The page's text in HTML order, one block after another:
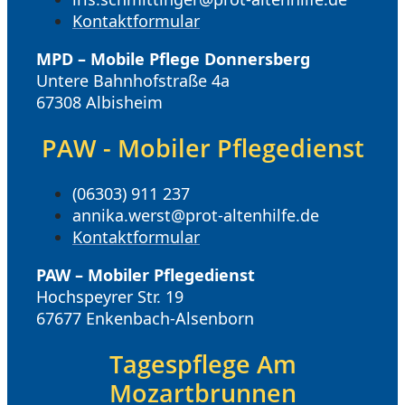
Kontaktformular
MPD – Mobile Pflege Donnersberg
Untere Bahnhofstraße 4a
67308 Albisheim
PAW - Mobiler Pflegedienst
(06303) 911 237
annika.werst@prot-altenhilfe.de
Kontaktformular
PAW – Mobiler Pflegedienst
Hochspeyrer Str. 19
67677 Enkenbach-Alsenborn
Tagespflege Am
Mozartbrunnen